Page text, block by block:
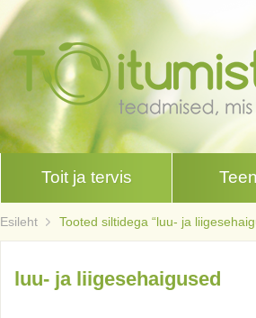
Toit ja tervis
Esileht Tooted siltidega “luu- ja
luu- ja liigesehaigused